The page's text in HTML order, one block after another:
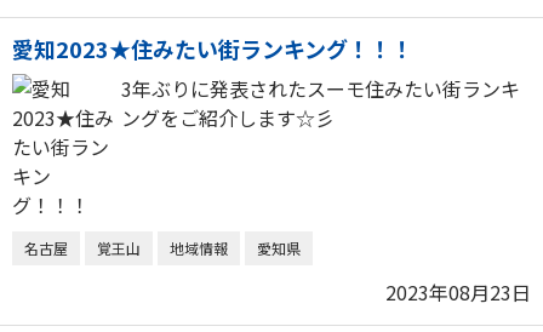
愛知2023★住みたい街ランキング！！！
3年ぶりに発表されたスーモ住みたい街ランキ
ングをご紹介します☆彡
名古屋 覚王山 地域情報 愛知県
2023年08月23日